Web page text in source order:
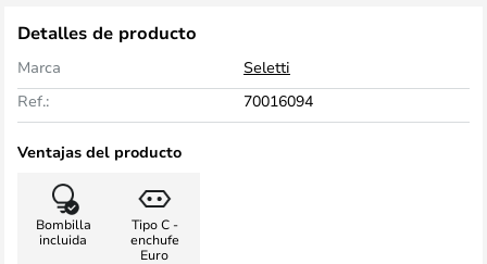
Detalles de producto
Marca
Seletti
Ref.:
70016094
Ventajas del producto
Bombilla
incluida
Tipo C -
enchufe
Euro